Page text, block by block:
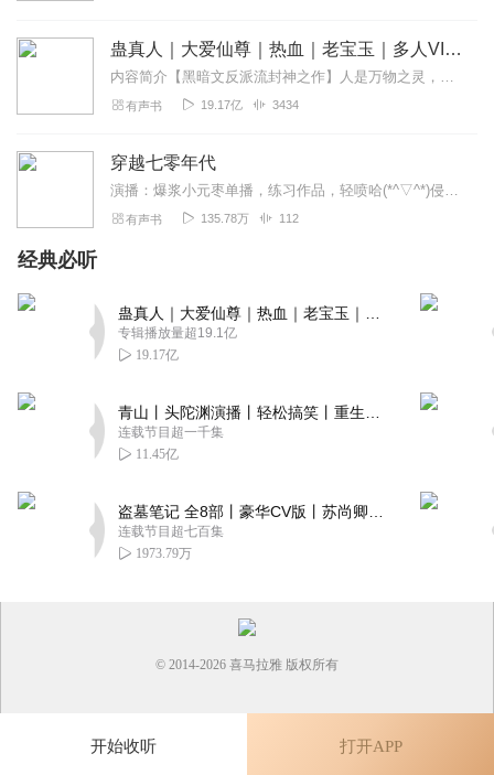
蛊真人｜大爱仙尊｜热血｜老宝玉｜多人VIP免费有声剧
内容简介【黑暗文反派流封神之作】人是万物之灵，蛊是天地真精。一个穿越者不断重生的故事。一个养蛊、炼蛊、用蛊的奇特世界。配音组（男角色）老宝玉旁白...
有声书 19.17亿 3434
穿越七零年代
演播：爆浆小元枣单播，练习作品，轻喷哈(*^▽^*)侵删~~~~~~~~~~~~~【主播有话说】：坑品，大家不要听了，后续的音传不上去。
有声书 135.78万 112
经典必听
专辑播放量超19.1亿
19.17亿
连载节目超一千集
11.45亿
连载节目超七百集
1973.79万
开始收听 打开APP
© 2014-2026 喜马拉雅 版权所有